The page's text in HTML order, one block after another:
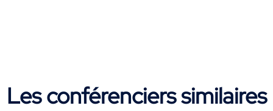
Les conférenciers similaires